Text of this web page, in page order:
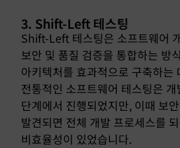
3. Shift-Left 테스팅
Shift-Left 테스팅은 소프트웨어
보안 및 품질 검증을 통합하는 방
아키텍처를 효과적으로 구축하는
전통적인 소프트웨어 테스팅은
단계에서 진행되었지만, 이때 보
발견되면 전체 개발 프로세스를
비효율성이 있었습니다.